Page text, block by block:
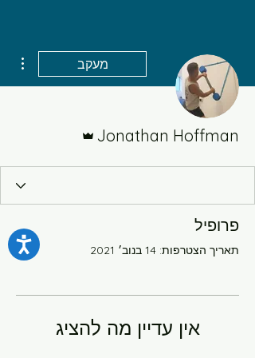
בית
New Page
New Page
New Page
ירוק רמה-1 10 דקות
מעקב
Jonathan Hoffman
פרופיל
תאריך הצטרפות: 14 בנוב׳ 2021
אין עדיין מה להציג